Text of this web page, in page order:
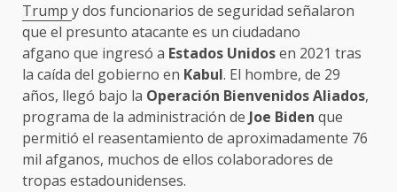
Trump y dos funcionarios de seguridad señalaron
que el presunto atacante es un ciudadano
afgano que ingresó a Estados Unidosen 2021 tras
la caída del gobierno en Kabul. El hombre, de 29
años, llegó bajo la Operación Bienvenidos Aliados,
programa de la administración de Joe Biden que
permitió el reasentamiento de aproximadamente 76
mil afganos, muchos de ellos colaboradores de
tropas estadounidenses.